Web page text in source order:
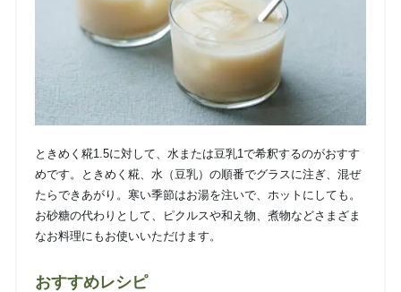
ときめく糀1.5に対して、水または豆乳1で希釈するのがおすす
めです。ときめく糀、水（豆乳）の順番でグラスに注ぎ、混ぜ
たらできあがり。寒い季節はお湯を注いで、ホットにしても。
お砂糖の代わりとして、ピクルスや和え物、煮物などさまざま
なお料理にもお使いいただけます。
おすすめレシピ